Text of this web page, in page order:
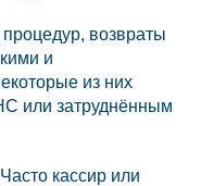
возвраты
и
из них
или затруднённым
кассир или